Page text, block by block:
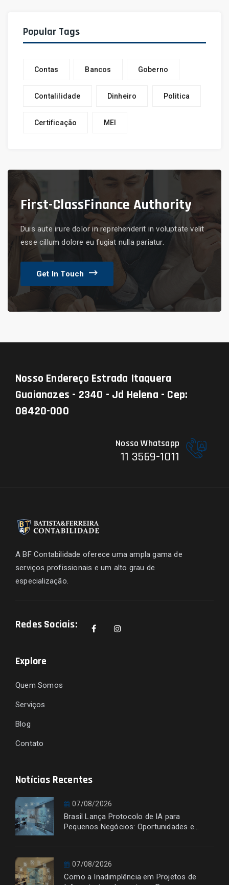
Popular Tags
Contas Bancos Goberno
Contalilidade Dinheiro Politica
Certificação MEI
First-ClassFinance Authority
Duis aute irure dolor in reprehenderit in voluptate velit
esse cillum dolore eu fugiat nulla pariatur.
Get In Touch
Nosso Endereço Estrada Itaquera
Guaianazes - 2340 - Jd Helena - Cep:
08420-000
Nosso Whatsapp
11 3569-1011
A BF Contabilidade oferece uma ampla gama de
serviços profissionais e um alto grau de
especialização.
Redes Sociais:
Explore
Quem Somos
Serviços
Blog
Contato
Notícias Recentes
07/08/2026
Brasil Lança Protocolo de IA para
Pequenos Negócios: Oportunidades e
07/08/2026
Como a Inadimplência em Projetos de